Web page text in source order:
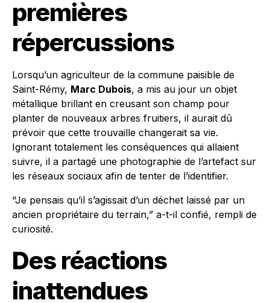
premières
répercussions
Lorsqu’un agriculteur de la commune paisible de
Saint-Rémy, Marc Dubois, a mis au jour un objet
métallique brillant en creusant son champ pour
planter de nouveaux arbres fruitiers, il aurait dû
prévoir que cette trouvaille changerait sa vie.
Ignorant totalement les conséquences qui allaient
suivre, il a partagé une photographie de l’artefact sur
les réseaux sociaux afin de tenter de l’identifier.
“Je pensais qu’il s’agissait d’un déchet laissé par un
ancien propriétaire du terrain,” a-t-il confié, rempli de
curiosité.
Des réactions
inattendues